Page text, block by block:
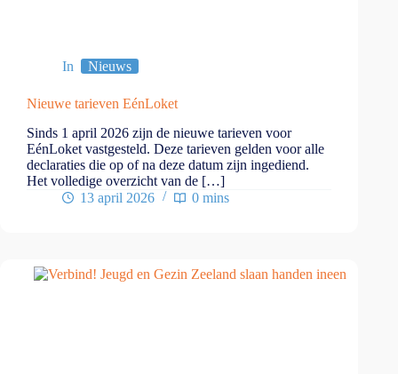
In Nieuws
Nieuwe tarieven EénLoket
Sinds 1 april 2026 zijn de nieuwe tarieven voor
EénLoket vastgesteld. Deze tarieven gelden voor alle
declaraties die op of na deze datum zijn ingediend.
Het volledige overzicht van de […]
13 april 2026
0 mins